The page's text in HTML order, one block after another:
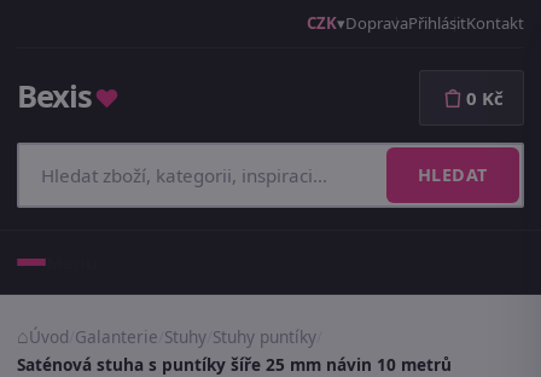
CZK DopravaPřihlásitKontakt
Bexis♥
HLEDAT
0 Kč
Úvod Galanterie Stuhy Stuhy puntíky
Saténová stuha s puntíky šíře 25 mm návin 10 metrů